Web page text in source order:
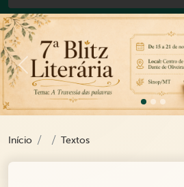
Previous
Início Textos